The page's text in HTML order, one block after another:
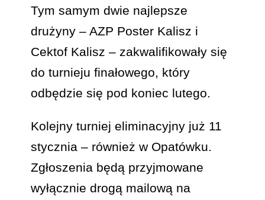
Tym samym dwie najlepsze
drużyny – AZP Poster Kalisz i
Cektof Kalisz – zakwalifikowały się
do turnieju finałowego, który
odbędzie się pod koniec lutego.
Kolejny turniej eliminacyjny już 11
stycznia – również w Opatówku.
Zgłoszenia będą przyjmowane
wyłącznie drogą mailową na